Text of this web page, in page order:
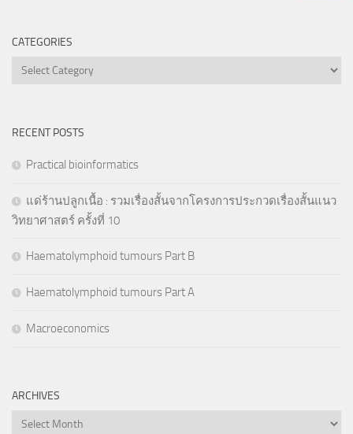
CATEGORIES
Categories
RECENT POSTS
Practical bioinformatics
แด่ร้านปลูกเนื้อ : รวมเรื่องสั้นจากโครงการประกวดเรื่องสั้นแนว
วิทยาศาสตร์ ครั้งที่ 10
Haematolymphoid tumours Part B
Haematolymphoid tumours Part A
Macroeconomics
ARCHIVES
Archives